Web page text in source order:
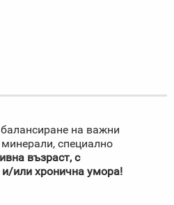
на важни
специално
възраст, с
и/или хронична умора!